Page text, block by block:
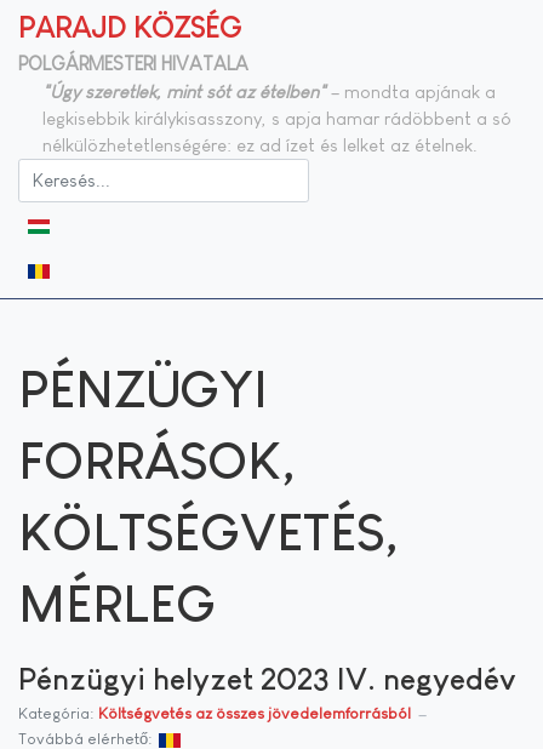
PARAJD KÖZSÉG
POLGÁRMESTERI HIVATALA
"Úgy szeretlek, mint sót az ételben"– mondta apjának a
legkisebbik királykisasszony, s apja hamar rádöbbent a só
nélkülözhetetlenségére: ez ad ízet és lelket az ételnek.
PÉNZÜGYI
FORRÁSOK,
KÖLTSÉGVETÉS,
MÉRLEG
Pénzügyi helyzet 2023 IV. negyedév
Kategória: Költségvetés az összes jövedelemforrásból
Továbbá elérhető: